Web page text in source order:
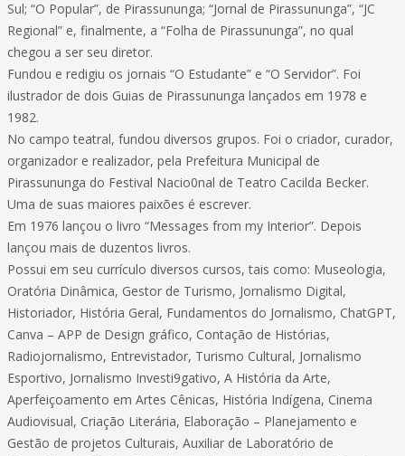
Sul; “O Popular”, de Pirassununga; “Jornal de Pirassununga”, “JC
Regional” e, finalmente, a “Folha de Pirassununga”, no qual
chegou a ser seu diretor.
Fundou e redigiu os jornais “O Estudante” e “O Servidor”. Foi
ilustrador de dois Guias de Pirassununga lançados em 1978 e
1982.
No campo teatral, fundou diversos grupos. Foi o criador, curador,
organizador e realizador, pela Prefeitura Municipal de
Pirassununga do Festival Nacio0nal de Teatro Cacilda Becker.
Uma de suas maiores paixões é escrever.
Em 1976 lançou o livro “Messages from my Interior”. Depois
lançou mais de duzentos livros.
Possui em seu currículo diversos cursos, tais como: Museologia,
Oratória Dinâmica, Gestor de Turismo, Jornalismo Digital,
Historiador, História Geral, Fundamentos do Jornalismo, ChatGPT,
Canva – APP de Design gráfico, Contação de Histórias,
Radiojornalismo, Entrevistador, Turismo Cultural, Jornalismo
Esportivo, Jornalismo Investi9gativo, A História da Arte,
Aperfeiçoamento em Artes Cênicas, História Indígena, Cinema
Audiovisual, Criação Literária, Elaboração – Planejamento e
Gestão de projetos Culturais, Auxiliar de Laboratório de